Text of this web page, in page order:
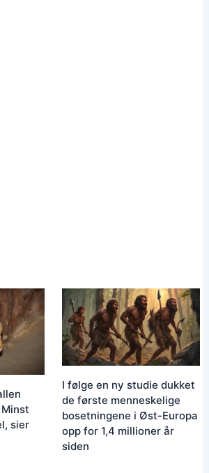
sier
I følge en ny studie dukket
de første menneskelige
bosetningene i Øst-Europa
opp for 1,4 millioner år
siden